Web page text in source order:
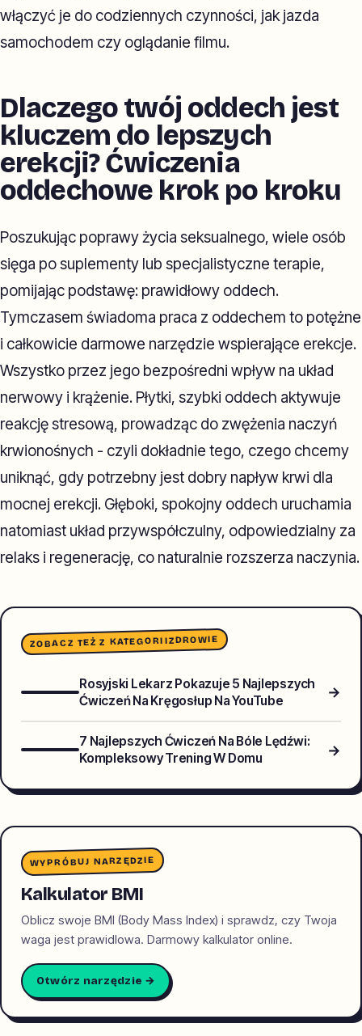
włączyć je do codziennych czynności, jak jazda
samochodem czy oglądanie filmu.
Dlaczego twój oddech jest
kluczem do lepszych
erekcji? Ćwiczenia
oddechowe krok po kroku
Poszukując poprawy życia seksualnego, wiele osób
sięga po suplementy lub specjalistyczne terapie,
pomijając podstawę: prawidłowy oddech.
Tymczasem świadoma praca z oddechem to potężne
i całkowicie darmowe narzędzie wspierające erekcje.
Wszystko przez jego bezpośredni wpływ na układ
nerwowy i krążenie. Płytki, szybki oddech aktywuje
reakcję stresową, prowadząc do zwężenia naczyń
krwionośnych - czyli dokładnie tego, czego chcemy
uniknąć, gdy potrzebny jest dobry napływ krwi dla
mocnej erekcji. Głęboki, spokojny oddech uruchamia
natomiast układ przywspółczulny, odpowiedzialny za
relaks i regenerację, co naturalnie rozszerza naczynia.
ZOBACZ TEŻ Z KATEGORIIZDROWIE
Rosyjski Lekarz Pokazuje 5 Najlepszych
Ćwiczeń Na Kręgosłup Na YouTube
→
7 Najlepszych Ćwiczeń Na Bóle Lędźwi:
Kompleksowy Trening W Domu
→
WYPRÓBUJ NARZĘDZIE
Kalkulator BMI
Oblicz swoje BMI (Body Mass Index) i sprawdz, czy Twoja
waga jest prawidlowa. Darmowy kalkulator online.
Otwórz narzędzie →